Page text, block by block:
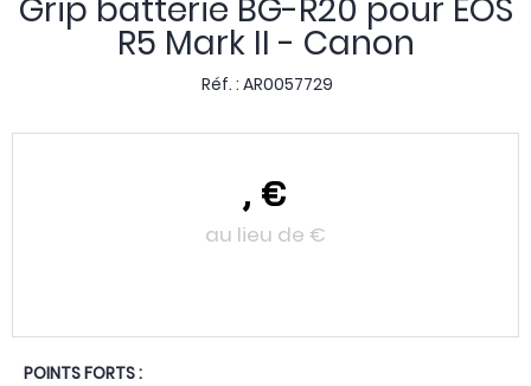
Grip batterie BG-R20 pour EOS
R5 Mark II - Canon
Réf. : AR0057729
, €
au lieu de €
POINTS FORTS :